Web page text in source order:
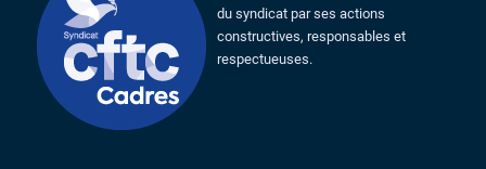
du syndicat par ses actions
constructives, responsables et
respectueuses.